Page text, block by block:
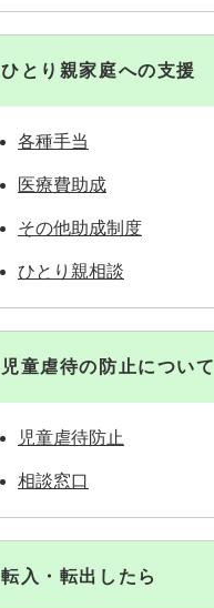
ひとり親家庭への支援
各種手当
医療費助成
その他助成制度
ひとり親相談
児童虐待の防止について
児童虐待防止
相談窓口
転入・転出したら